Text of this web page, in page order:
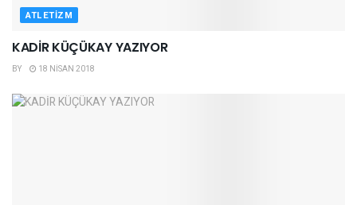
ATLETIZM
KADİR KÜÇÜKAY YAZIYOR
BY 18 NISAN 2018